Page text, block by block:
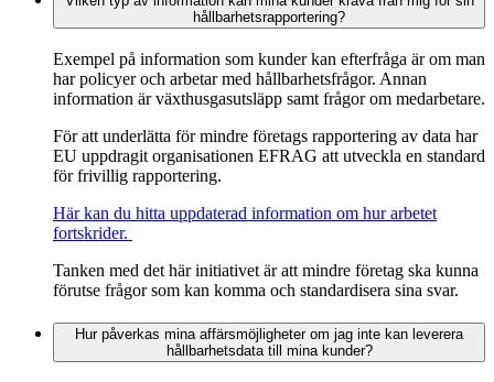
hållbarhetsrapportering?
Exempel på information som kunder kan efterfråga är om man
har policyer och arbetar med hållbarhetsfrågor. Annan
information är växthusgasutsläpp samt frågor om medarbetare.
För att underlätta för mindre företags rapportering av data har
EU uppdragit organisationen EFRAG att utveckla en standard
för frivillig rapportering.
Här kan du hitta uppdaterad information om hur arbetet
fortskrider.
Tanken med det här initiativet är att mindre företag ska kunna
förutse frågor som kan komma och standardisera sina svar.
Hur påverkas mina affärsmöjligheter om jag inte kan leverera
hållbarhetsdata till mina kunder?